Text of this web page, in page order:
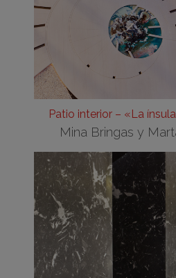
Patio interior – «La
Mina Bringas y